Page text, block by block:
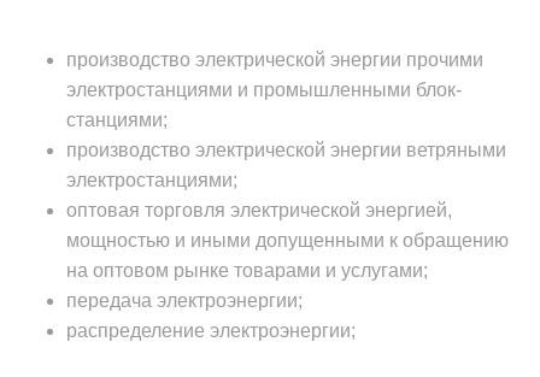
производство электрической энергии прочими
электростанциями и промышленными блок-
станциями;
производство электрической энергии ветряными
электростанциями;
оптовая торговля электрической энергией,
мощностью и иными допущенными к обращению
на оптовом рынке товарами и услугами;
передача электроэнергии;
распределение электроэнергии;